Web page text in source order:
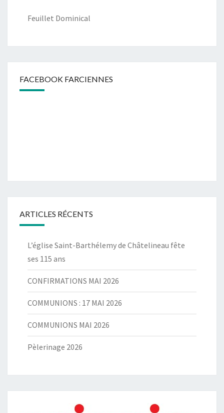
Feuillet Dominical
FACEBOOK FARCIENNES
ARTICLES RÉCENTS
L’église Saint-Barthélemy de Châtelineau fête
ses 115 ans
CONFIRMATIONS MAI 2026
COMMUNIONS : 17 MAI 2026
COMMUNIONS MAI 2026
Pèlerinage 2026